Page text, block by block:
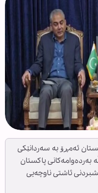
ئەمڕۆ بە سەردانێکی
پاکستان
ئاشتی ناوچەیی